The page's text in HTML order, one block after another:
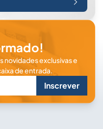
novidades exclusivas e
de entrada.
Inscrever